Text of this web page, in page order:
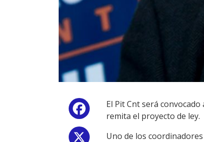
Facebook
El Pit Cnt será
remita el proyecto de ley.
Uno de los